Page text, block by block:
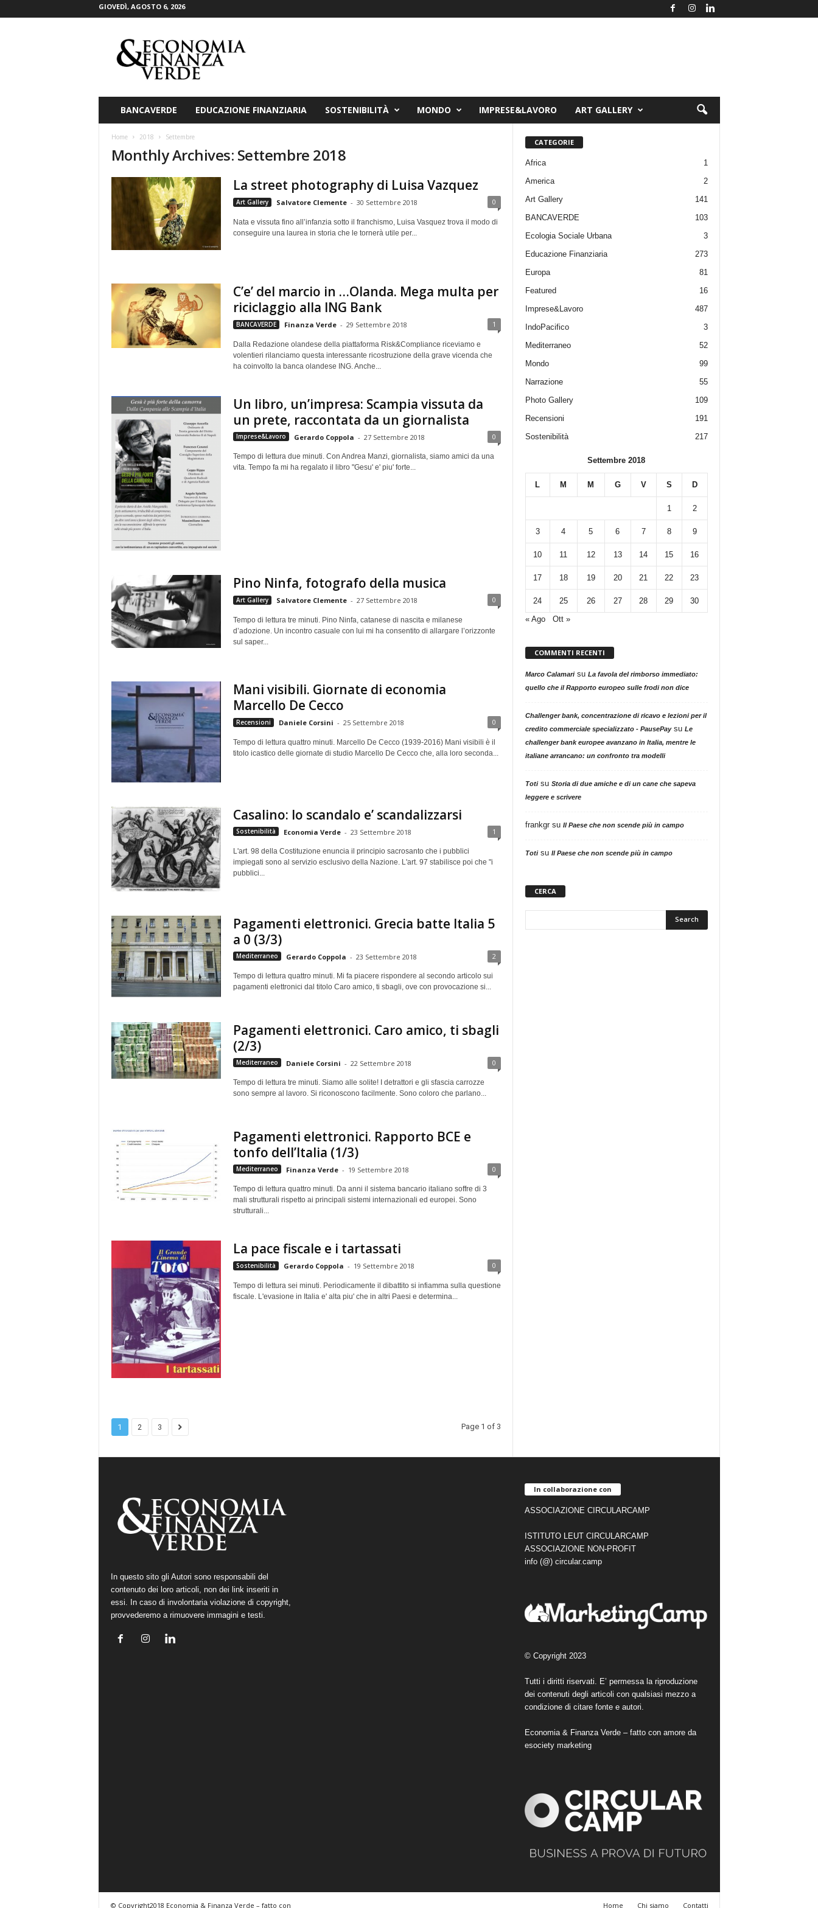
GIOVEDÌ, AGOSTO 6, 2026
BANCAVERDE EDUCAZIONE FINANZIARIA SOSTENIBILITÀ MONDO IMPRESE&LAVORO ART GALLERY
Home 2018 Settembre
Monthly Archives: Settembre 2018
La street photography di Luisa Vazquez
Art Gallery Salvatore Clemente - 30 Settembre 2018 0
Nata e vissuta fino all’infanzia sotto il franchismo, Luisa Vasquez trova il modo di
conseguire una laurea in storia che le tornerà utile per...
C’e’ del marcio in …Olanda. Mega multa per
riciclaggio alla ING Bank
BANCAVERDE Finanza Verde - 29 Settembre 2018 1
Dalla Redazione olandese della piattaforma Risk&Compliance riceviamo e
volentieri rilanciamo questa interessante ricostruzione della grave vicenda che
ha coinvolto la banca olandese ING. Anche...
Un libro, un’impresa: Scampia vissuta da
un prete, raccontata da un giornalista
Imprese&Lavoro Gerardo Coppola - 27 Settembre 2018 0
Tempo di lettura due minuti. Con Andrea Manzi, giornalista, siamo amici da una
vita. Tempo fa mi ha regalato il libro "Gesu' e' piu' forte...
Pino Ninfa, fotografo della musica
Art Gallery Salvatore Clemente - 27 Settembre 2018 0
Tempo di lettura tre minuti. Pino Ninfa, catanese di nascita e milanese
d’adozione. Un incontro casuale con lui mi ha consentito di allargare l’orizzonte
sul saper...
Mani visibili. Giornate di economia
Marcello De Cecco
Recensioni Daniele Corsini - 25 Settembre 2018 0
Tempo di lettura quattro minuti. Marcello De Cecco (1939-2016) Mani visibili è il
titolo icastico delle giornate di studio Marcello De Cecco che, alla loro seconda...
Casalino: lo scandalo e’ scandalizzarsi
Sostenibilità Economia Verde - 23 Settembre 2018 1
L'art. 98 della Costituzione enuncia il principio sacrosanto che i pubblici
impiegati sono al servizio esclusivo della Nazione. L'art. 97 stabilisce poi che "i
pubblici...
Pagamenti elettronici. Grecia batte Italia 5
a 0 (3/3)
Mediterraneo Gerardo Coppola - 23 Settembre 2018 2
Tempo di lettura quattro minuti. Mi fa piacere rispondere al secondo articolo sui
pagamenti elettronici dal titolo Caro amico, ti sbagli, ove con provocazione si...
Pagamenti elettronici. Caro amico, ti sbagli
(2/3)
Mediterraneo Daniele Corsini - 22 Settembre 2018 0
Tempo di lettura tre minuti. Siamo alle solite! I detrattori e gli sfascia carrozze
sono sempre al lavoro. Si riconoscono facilmente. Sono coloro che parlano...
Pagamenti elettronici. Rapporto BCE e
tonfo dell’Italia (1/3)
Mediterraneo Finanza Verde - 19 Settembre 2018 0
Tempo di lettura quattro minuti. Da anni il sistema bancario italiano soffre di 3
mali strutturali rispetto ai principali sistemi internazionali ed europei. Sono
strutturali...
La pace fiscale e i tartassati
Sostenibilità Gerardo Coppola - 19 Settembre 2018 0
Tempo di lettura sei minuti. Periodicamente il dibattito si infiamma sulla questione
fiscale. L'evasione in Italia e' alta piu' che in altri Paesi e determina...
1 2 3 Page 1 of 3
CATEGORIE
Africa
1
America
2
Art Gallery
141
BANCAVERDE
103
Ecologia Sociale Urbana
3
Educazione Finanziaria
273
Europa
81
Featured
16
Imprese&Lavoro
487
IndoPacifico
3
Mediterraneo
52
Mondo
99
Narrazione
55
Photo Gallery
109
Recensioni
191
Sostenibilità
217
Settembre 2018
L M M G V S D
1 2
3 4 5 6 7 8 9
10 11 12 13 14 15 16
17 18 19 20 21 22 23
24 25 26 27 28 29
30
« Ago
Ott »
COMMENTI RECENTI
Marco Calamarisu La favola del rimborso immediato:
quello che il Rapporto europeo sulle frodi non dice
Challenger bank, concentrazione di ricavo e lezioni per il
credito commerciale specializzato - PausePaysu Le
challenger bank europee avanzano in Italia, mentre le
italiane arrancano: un confronto tra modelli
Totisu Storia di due amiche e di un cane che sapeva
leggere e scrivere
frankgrsu Il Paese che non scende più in campo
Totisu Il Paese che non scende più in campo
CERCA
In questo sito gli Autori sono responsabili del
contenuto dei loro articoli, non dei link inseriti in
essi. In caso di involontaria violazione di copyright,
provvederemo a rimuovere immagini e testi.
In collaborazione con
ASSOCIAZIONE CIRCULARCAMP
ISTITUTO LEUT CIRCULARCAMP
ASSOCIAZIONE NON-PROFIT
info (@) circular.camp
© Copyright 2023
Tutti i diritti riservati. E’ permessa la riproduzione
dei contenuti degli articoli con qualsiasi mezzo a
condizione di citare fonte e autori.
Economia & Finanza Verde – fatto con amore da
esociety marketing
Home Chi siamo Contatti
© Copyright2018 Economia & Finanza Verde – fatto con